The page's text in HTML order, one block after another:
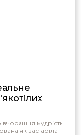
вчорашня мудрість
як застаріла